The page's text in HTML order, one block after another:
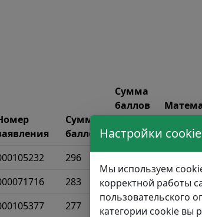
Сумма
баллов
Сумма
баллов
по ИД
(все)
анализ
296
283 0 100
277 90
Настройки cookie
Мы используем
корректной работы
пользовательского
категории cookie вы